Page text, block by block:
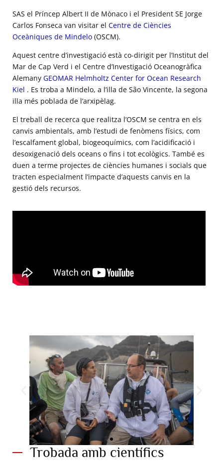
SAS el Príncep Albert II de Mònaco i el President SE Jorge
Carlos Fonseca van visitar el Centre de Ciències
Oceàniques de Mindelo (OSCM).
Aquest centre d’investigació està co-dirigit per l’Institut del
Mar de Cap Verd i el Centre d’Investigació Oceanogràfica
Alemany GEOMAR Helmholtz Center for Ocean Research
Kiel . Es troba a Mindelo, a l’illa de São Vincente, la segona
illa més poblada de l’arxipèlag.
El treball de recerca que realitza l’OSCM se centra en els
canvis ambientals, amb l’estudi de fenòmens físics, com
l’escalfament global, biogeoquímics, com l’acidificació i
desoxigenació dels oceans o fins i tot ecològics. També es
duen a terme projectes de ciències humanes i socials que
tracten especialment l’impacte d’aquests canvis en la
gestió dels recursos.
Trobada amb científics